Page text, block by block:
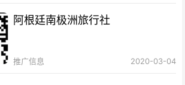
阿根廷南极洲旅行社
推广信息 2020-03-04